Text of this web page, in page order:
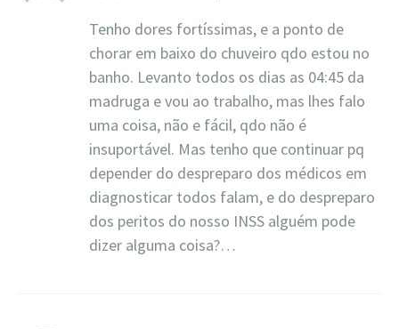
Tenho dores fortíssimas, e a ponto de
chorar em baixo do chuveiro qdo estou no
banho. Levanto todos os dias as 04:45 da
madruga e vou ao trabalho, mas lhes falo
uma coisa, não e fácil, qdo não é
insuportável. Mas tenho que continuar pq
depender do despreparo dos médicos em
diagnosticar todos falam, e do despreparo
dos peritos do nosso INSS alguém pode
dizer alguma coisa?…